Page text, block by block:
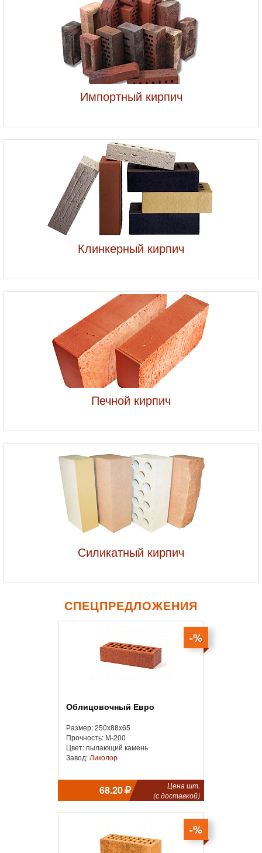
Импортный кирпич
Клинкерный кирпич
Печной кирпич
Силикатный кирпич
СПЕЦПРЕДЛОЖЕНИЯ
-%
Облицовочный Евро
Размер: 250x88x65
Прочность: М-200
Цвет: пылающий камень
Завод: Ликолор
68.20
Цена шт.
(с доставкой)
-%